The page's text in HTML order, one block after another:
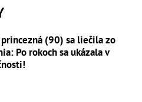
princezná (90) sa liečila zo
Po rokoch sa ukázala v